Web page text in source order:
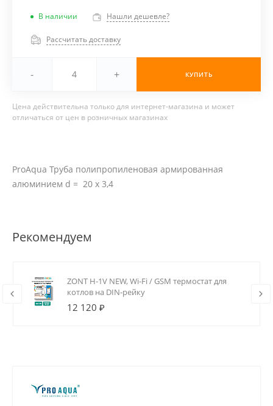
В наличии Нашли дешевле?
Рассчитать доставку
- + КУПИТЬ
Цена действительна только для интернет-магазина и может
отличаться от цен в розничных магазинах
ProAqua Труба полипропиленовая армированная
алюминием d = 20 х 3,4
Рекомендуем
ZONT H-1V NEW, Wi-Fi / GSM термостат для
котлов на DIN-рейку
12 120 ₽